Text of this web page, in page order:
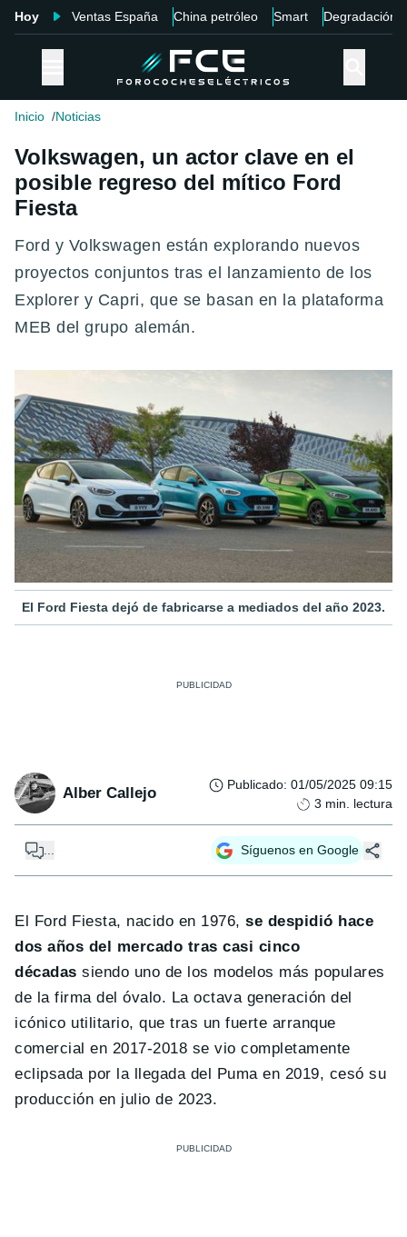
Hoy Ventas España China petróleo Smart Degradación
Inicio Noticias
Volkswagen, un actor clave en el
posible regreso del mítico Ford
Fiesta
Ford y Volkswagen están explorando nuevos
proyectos conjuntos tras el lanzamiento de los
Explorer y Capri, que se basan en la plataforma
MEB del grupo alemán.
El Ford Fiesta dejó de fabricarse a mediados del año 2023.
Alber Callejo Publicado: 01/05/2025 09:15
3 min. lectura
... Síguenos en Google
El Ford Fiesta, nacido en 1976,se despidió hace
dos años del mercado tras casi cinco
décadas siendo uno de los modelos más populares
de la firma del óvalo. La octava generación del
icónico utilitario, que tras un fuerte arranque
comercial en 2017-2018 se vio completamente
eclipsada por la llegada del Puma en 2019, cesó su
producción en julio de 2023.